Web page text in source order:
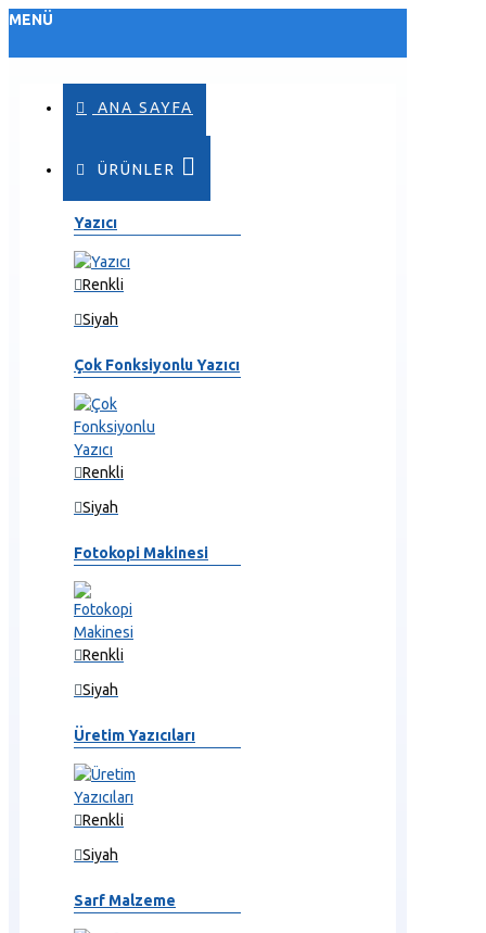
MENÜ
ANA SAYFA
ÜRÜNLER
Yazıcı
Renkli
Siyah
Çok Fonksiyonlu Yazıcı
Renkli
Siyah
Fotokopi Makinesi
Renkli
Siyah
Üretim Yazıcıları
Renkli
Siyah
Sarf Malzeme